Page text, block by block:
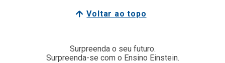
Voltar ao topo
Surpreenda o seu futuro.
Surpreenda-se com o Ensino Einstein.